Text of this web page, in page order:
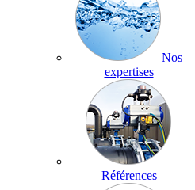
Nos
expertises
Références